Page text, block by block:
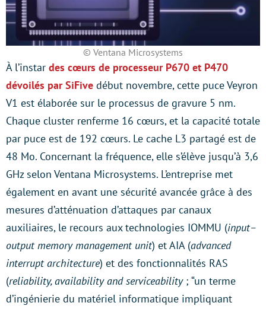
© Ventana Microsystems
À l’instar des cœurs de processeur P670 et P470
dévoilés par SiFive début novembre, cette puce Veyron
V1 est élaborée sur le processus de gravure 5 nm.
Chaque cluster renferme 16 cœurs, et la capacité totale
par puce est de 192 cœurs. Le cache L3 partagé est de
48 Mo. Concernant la fréquence, elle s’élève jusqu’à 3,6
GHz selon Ventana Microsystems. L’entreprise met
également en avant une sécurité avancée grâce à des
mesures d’atténuation d’attaques par canaux
auxiliaires, le recours aux technologies IOMMU (input–
output memory management unit) et AIA (advanced
interrupt architecture) et des fonctionnalités RAS
(reliability, availability and serviceability; “un terme
d’ingénierie du matériel informatique impliquant